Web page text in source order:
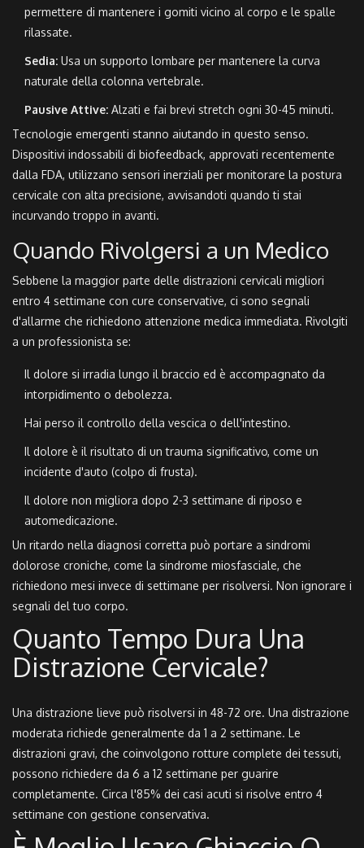
permettere di mantenere i gomiti vicino al corpo e le spalle
rilassate.
Sedia: Usa un supporto lombare per mantenere la curva
naturale della colonna vertebrale.
Pausive Attive: Alzati e fai brevi stretch ogni 30-45 minuti.
Tecnologie emergenti stanno aiutando in questo senso.
Dispositivi indossabili di biofeedback, approvati recentemente
dalla FDA, utilizzano sensori inerziali per monitorare la postura
cervicale con alta precisione, avvisandoti quando ti stai
incurvando troppo in avanti.
Quando Rivolgersi a un Medico
Sebbene la maggior parte delle distrazioni cervicali migliori
entro 4 settimane con cure conservative, ci sono segnali
d'allarme che richiedono attenzione medica immediata. Rivolgiti
a un professionista se:
Il dolore si irradia lungo il braccio ed è accompagnato da
intorpidimento o debolezza.
Hai perso il controllo della vescica o dell'intestino.
Il dolore è il risultato di un trauma significativo, come un
incidente d'auto (colpo di frusta).
Il dolore non migliora dopo 2-3 settimane di riposo e
automedicazione.
Un ritardo nella diagnosi corretta può portare a sindromi
dolorose croniche, come la sindrome miosfasciale, che
richiedono mesi invece di settimane per risolversi. Non ignorare i
segnali del tuo corpo.
Quanto Tempo Dura Una
Distrazione Cervicale?
Una distrazione lieve può risolversi in 48-72 ore. Una distrazione
moderata richiede generalmente da 1 a 2 settimane. Le
distrazioni gravi, che coinvolgono rotture complete dei tessuti,
possono richiedere da 6 a 12 settimane per guarire
completamente. Circa l'85% dei casi acuti si risolve entro 4
settimane con gestione conservativa.